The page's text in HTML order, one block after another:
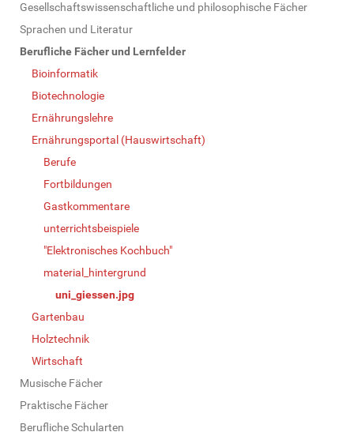
Gesellschaftswissenschaftliche und philosophische Fächer
Sprachen und Literatur
Berufliche Fächer und Lernfelder
Bioinformatik
Biotechnologie
Ernährungslehre
Ernährungsportal (Hauswirtschaft)
Berufe
Fortbildungen
Gastkommentare
unterrichtsbeispiele
"Elektronisches Kochbuch"
material_hintergrund
uni_giessen.jpg
Gartenbau
Holztechnik
Wirtschaft
Musische Fächer
Praktische Fächer
Berufliche Schularten